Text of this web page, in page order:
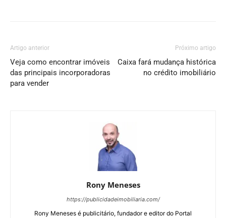
Artigo anterior
Veja como encontrar imóveis
das principais incorporadoras
para vender
Próximo artigo
Caixa fará mudança histórica
no crédito imobiliário
Rony Meneses
https://publicidadeimobiliaria.com/
Rony Meneses é publicitário, fundador e editor do Portal